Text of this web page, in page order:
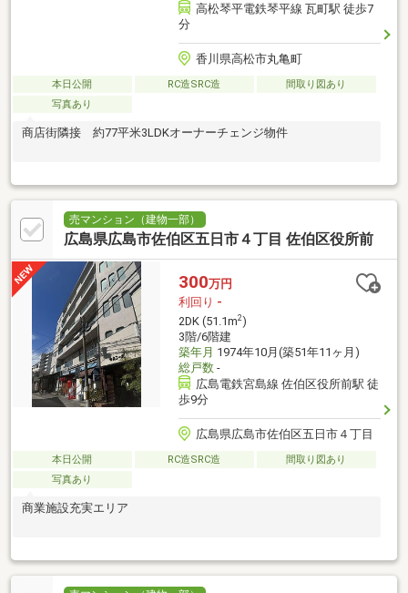
高松琴平電鉄琴平線 瓦町駅 徒歩7
分
香川県高松市丸亀町
本日公開 RC造SRC造
間取り図あり
写真あり
商店街隣接 約77平米3LDKオーナーチェンジ物件
売マンション（建物一部）
広島県広島市佐伯区五日市４丁目 佐伯区役所前
300万円
利回り -
2DK (51.1m2)
3階/6階建
築年月 1974年10月(築51年11ヶ月)
総戸数-
広島電鉄宮島線 佐伯区役所前駅 徒
歩9分
広島県広島市佐伯区五日市４丁目
本日公開 RC造SRC造
間取り図あり
写真あり
商業施設充実エリア